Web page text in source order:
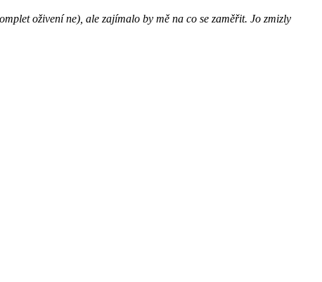
oživení ne), ale zajímalo by mě na co se zaměřit. Jo zmizly